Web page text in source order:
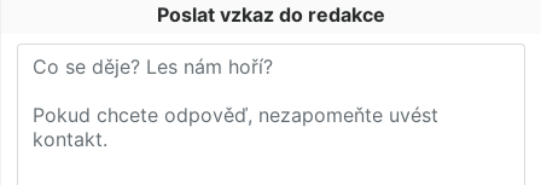
Poslat vzkaz do redakce